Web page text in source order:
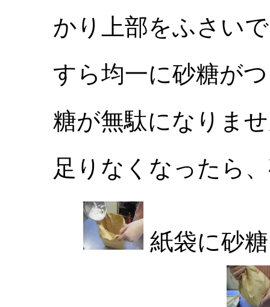
かり上部をふさい
すら均一に砂糖が
糖が無駄になりま
足りなくなったら
紙袋に砂